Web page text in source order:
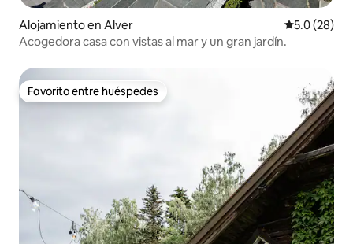
Alojamiento en Alver Calificación
5.0 (28)
Acogedora casa con vistas al mar y un gran jardín.
Favorito entre huéspedes
Favorito entre huéspedes